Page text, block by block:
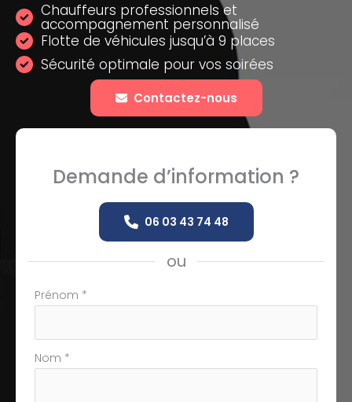
Chauffeurs professionnels et
accompagnement personnalisé
Flotte de véhicules jusqu’à 9 places
Sécurité optimale pour vos soirées
Contactez-nous
Demande d’information ?
06 03 43 74 48
ou
Formulaire
téléphone
Prénom *
Nom *